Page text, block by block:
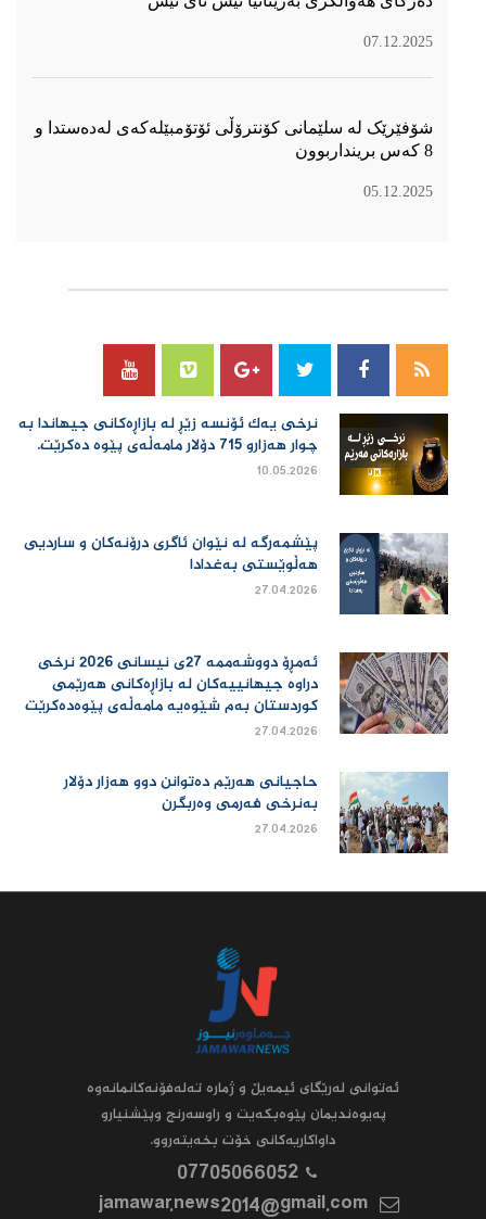
07.12.2025
شۆفێرێک لە سلێمانی کۆنترۆڵی ئۆتۆمبێلەکەی لەدەستدا و
8 کەس برینداربوون
05.12.2025
نرخی یەك ئۆنسە زێڕ لە بازاڕەكانی جیهاندا بە
چوار هەزارو 715 دۆلار مامەڵەی پێوە دەكرێت.
10.05.2026
پێشمەرگە لە نێوان ئاگری درۆنەکان و ساردیی
هەڵوێستی بەغدادا
27.04.2026
ئەمڕۆ دووشەممە 27ی نیسانی 2026 نرخی
دراوە جیهانییەكان لە بازاڕەكانی هەرێمی
كوردستان بەم شێوەیە مامەڵەی پێوەدەكرێت
27.04.2026
حاجیانی هەرێم دەتوانن دوو هەزار دۆلار
بەنرخی فەرمی وەربگرن
27.04.2026
ئه‌توانى له‌رێگاى ئیمه‌یڵ و ژماره‌ ته‌له‌فۆنه‌کانمانه‌وه‌
په‌یوه‌ندیمان پێوه‌بکه‌یت و راوسه‌رنج وپێشنیارو
داواکاریه‌کانى خۆت بخه‌یته‌روو.
07705066052
jamawar.news2014@gmail.com